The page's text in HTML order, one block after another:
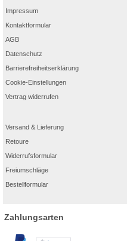
Impressum
Kontaktformular
AGB
Datenschutz
Barrierefreiheitserklärung
Cookie-Einstellungen
Vertrag widerrufen
Versand & Lieferung
Retoure
Widerrufsformular
Freiumschläge
Bestellformular
Zahlungsarten